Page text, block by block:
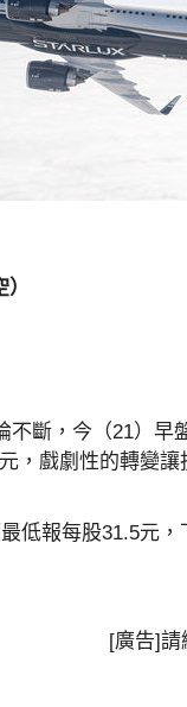
不斷，今（21）
，戲劇性的轉變
低報每股31.5元
[廣告]